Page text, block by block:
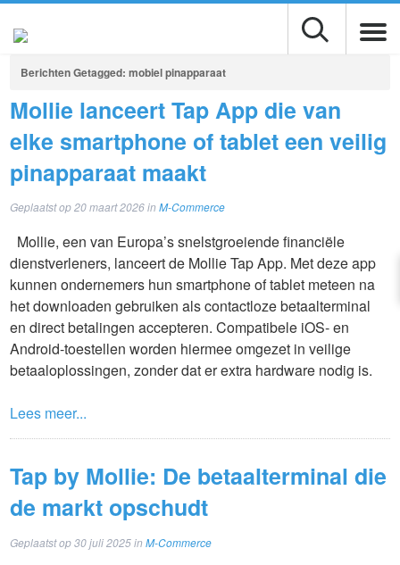
Berichten Getagged: mobiel pinapparaat
Mollie lanceert Tap App die van
elke smartphone of tablet een veilig
pinapparaat maakt
Geplaatst op20 maart 2026inM-Commerce
Mollie, een van Europa’s snelstgroeiende financiële
dienstverleners, lanceert de Mollie Tap App. Met deze app
kunnen ondernemers hun smartphone of tablet meteen na
het downloaden gebruiken als contactloze betaalterminal
en direct betalingen accepteren. Compatibele iOS- en
Android-toestellen worden hiermee omgezet in veilige
betaaloplossingen, zonder dat er extra hardware nodig is.
Lees meer...
Tap by Mollie: De betaalterminal die
de markt opschudt
Geplaatst op30 juli 2025inM-Commerce